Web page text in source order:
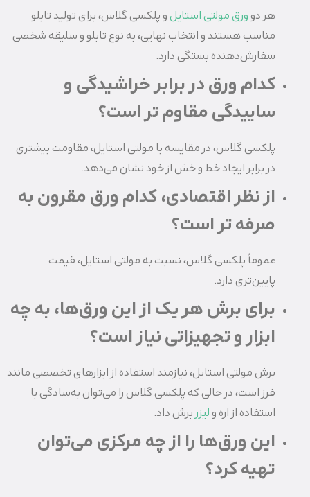
هر دو ورق مولتی استایلو پلکسی گلاس، برای تولید تابلو
مناسب هستند و انتخاب نهایی، به نوع تابلو و سلیقه شخصی
سفارش‌دهنده بستگی دارد.
کدام ورق در برابر خراشیدگی و
ساییدگی مقاوم‌ تر است؟
پلکسی گلاس، در مقایسه با مولتی استایل، مقاومت بیشتری
در برابر ایجاد خط و خش از خود نشان می‌دهد.
از نظر اقتصادی، کدام ورق مقرون‌ به‌
صرفه‌ تر است؟
عموماً پلکسی گلاس، نسبت به مولتی استایل، قیمت
پایین‌تری دارد.
برای برش هر یک از این ورق‌ها، به چه
ابزار و تجهیزاتی نیاز است؟
برش مولتی استایل، نیازمند استفاده از ابزارهای تخصصی مانند
فرز است، در حالی که پلکسی گلاس را می‌توان به‌سادگی با
استفاده از اره و لیزر برش داد.
این ورق‌ها را از چه مرکزی می‌توان
تهیه کرد؟